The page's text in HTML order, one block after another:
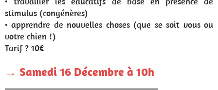
stimulus (congénères)
• apprendre de nouvelles choses (que se soit vous ou
votre chien !)
Tarif ? 10€
→ Samedi 16 Décembre à 10h